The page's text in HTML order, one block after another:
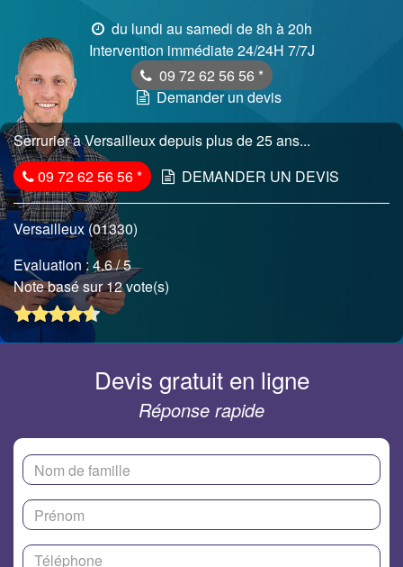
du lundi au samedi de 8h à 20h
Intervention immédiate 24/24H 7/7J
09 72 62 56 56 *
Demander un devis
Serrurier à Versailleux depuis plus de 25 ans...
09 72 62 56 56* DEMANDER UN DEVIS
Versailleux (01330)
Evaluation :4.6/ 5
Note basé sur 12 vote(s)
Devis gratuit en ligne
Réponse rapide